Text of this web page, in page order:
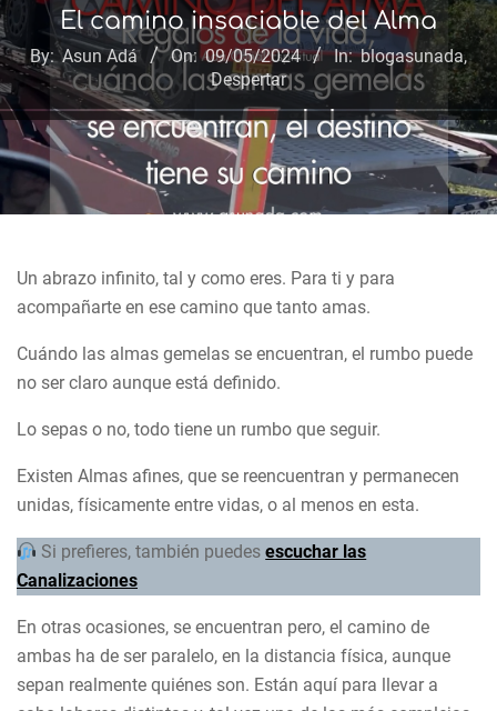
El camino insaciable del Alma
By: Asun Adá On: 09/05/2024 In: blogasunada,
Despertar
Un abrazo infinito, tal y como eres. Para ti y para
acompañarte en ese camino que tanto amas.
Cuándo las almas gemelas se encuentran, el rumbo puede
no ser claro aunque está definido.
Lo sepas o no, todo tiene un rumbo que seguir.
Existen Almas afines, que se reencuentran y permanecen
unidas, físicamente entre vidas, o al menos en esta.
Si prefieres, también puedesescuchar las
Canalizaciones
En otras ocasiones, se encuentran pero, el camino de
ambas ha de ser paralelo, en la distancia física, aunque
sepan realmente quiénes son. Están aquí para llevar a